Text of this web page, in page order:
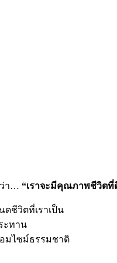
า… “เราจะมีคุณภาพชีวิตที่
ชีวิตที่เราเป็น
ะทาน
มไซม์ธรรมชาติ